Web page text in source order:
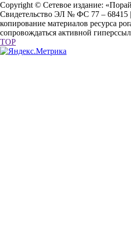
Copyright © Сетевое издание:
Свидетельство ЭЛ № ФС 77 – 68415
копирование материалов ресурса
сопровождаться активной
TOP